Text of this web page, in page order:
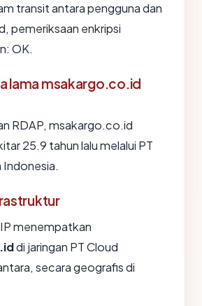
transit antara pengguna dan
pemeriksaan enkripsi
OK.
lama msakargo.co.id
RDAP, msakargo.co.id
25.9 tahun lalu melalui PT
Indonesia.
menempatkan
di jaringan PT Cloud
secara geografis di